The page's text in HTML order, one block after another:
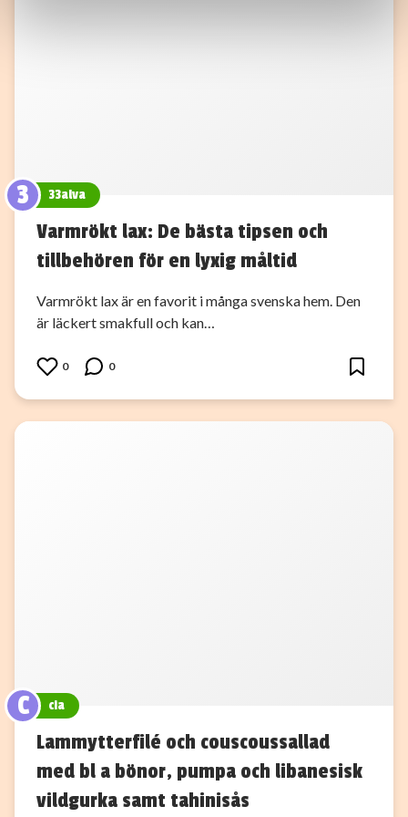
3 33alva
Varmrökt lax: De bästa tipsen och
tillbehören för en lyxig måltid
Varmrökt lax är en favorit i många svenska hem. Den
är läckert smakfull och kan…
0 0
C cia
Lammytterfilé och couscoussallad
med bl a bönor, pumpa och libanesisk
vildgurka samt tahinisås